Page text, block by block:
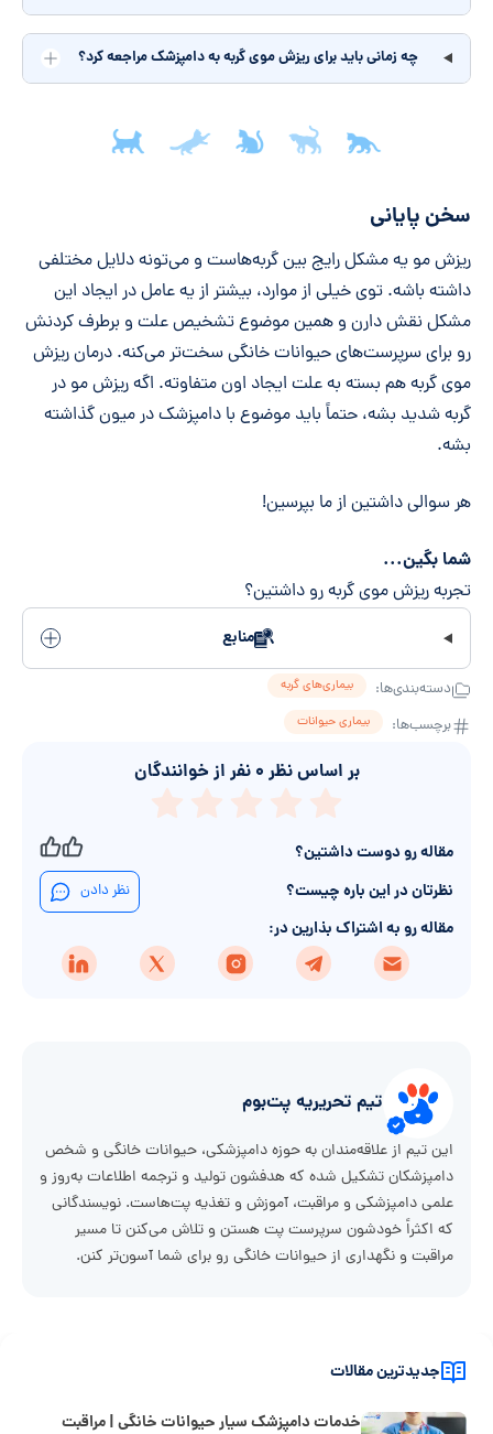
چه زمانی باید برای ریزش موی گربه به دامپزشک مراجعه کرد؟
جمع‌بندی مقاله
سخن پایانی
ریزش مو یه مشکل رایج بین گربه‌هاست و می‌تونه دلایل مختلفی
داشته باشه. توی خیلی از موارد، بیشتر از یه عامل در ایجاد این
مشکل نقش دارن و همین موضوع تشخیص علت و برطرف کردنش
رو برای سرپرست‌های حیوانات خانگی سخت‌تر می‌کنه. درمان ریزش
موی گربه هم بسته به علت ایجاد اون متفاوته. اگه ریزش مو در
گربه شدید بشه، حتماً باید موضوع با دامپزشک در میون گذاشته
بشه.
هر سوالی داشتین از ما بپرسین!
شما بگین...
تجربه ریزش موی گربه رو داشتین؟
منابع
دسته‌بندی‌ها: بیماری‌های گربه
برچسب‌ها: بیماری حیوانات
بر اساس نظر ۰ نفر از خوانندگان
مقاله رو دوست داشتین؟
نظرتان در این باره چیست؟
نظر دادن
مقاله رو به اشتراک بذارین در:
تیم تحریریه پت‌بوم
این تیم از علاقه‌مندان به حوزه دامپزشکی، حیوانات خانگی و شخص
دامپزشکان تشکیل شده که هدفشون تولید و ترجمه اطلاعات به‌روز و
علمی دامپزشکی و مراقبت، آموزش و تغذیه پت‌هاست. نویسندگانی
که اکثراً خودشون سرپرست پت هستن و تلاش می‌کنن تا مسیر
مراقبت و نگهداری از حیوانات خانگی رو برای شما آسون‌تر کنن.
جدیدترین مقالات
خدمات دامپزشک سیار حیوانات خانگی | مراقبت